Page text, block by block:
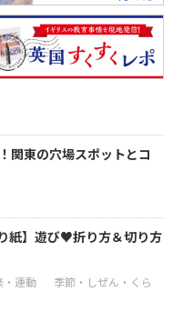
関東の穴場スポットとコ
紙】遊び♥折り方＆切り方